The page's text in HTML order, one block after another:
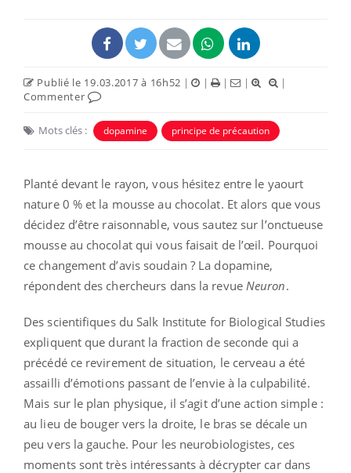
Publié le 19.03.2017 à 16h52 | | | |
|
Commenter
Mots clés : dopamine principe de précaution
Planté devant le rayon, vous hésitez entre le yaourt
nature 0 % et la mousse au chocolat. Et alors que vous
décidez d’être raisonnable, vous sautez sur l’onctueuse
mousse au chocolat qui vous faisait de l’œil. Pourquoi
ce changement d’avis soudain ? La dopamine,
répondent des chercheurs dans la revue Neuron.
Des scientifiques du Salk Institute for Biological Studies
expliquent que durant la fraction de seconde qui a
précédé ce revirement de situation, le cerveau a été
assailli d’émotions passant de l’envie à la culpabilité.
Mais sur le plan physique, il s’agit d’une action simple :
au lieu de bouger vers la droite, le bras se décale un
peu vers la gauche. Pour les neurobiologistes, ces
moments sont très intéressants à décrypter car dans